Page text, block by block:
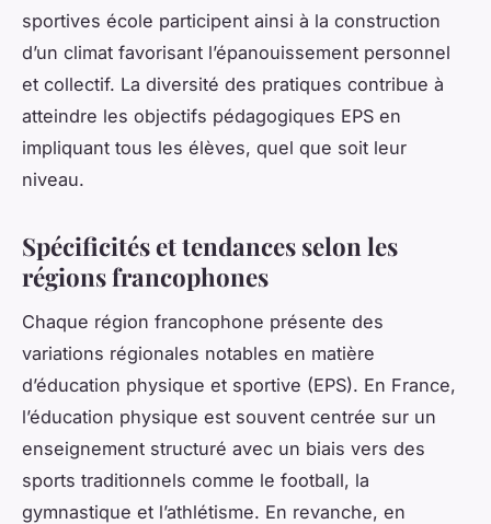
sportives école participent ainsi à la construction
d’un climat favorisant l’épanouissement personnel
et collectif. La diversité des pratiques contribue à
atteindre les objectifs pédagogiques EPS en
impliquant tous les élèves, quel que soit leur
niveau.
Spécificités et tendances selon les
régions francophones
Chaque région francophone présente des
variations régionales notables en matière
d’éducation physique et sportive (EPS). En France,
l’éducation physique est souvent centrée sur un
enseignement structuré avec un biais vers des
sports traditionnels comme le football, la
gymnastique et l’athlétisme. En revanche, en